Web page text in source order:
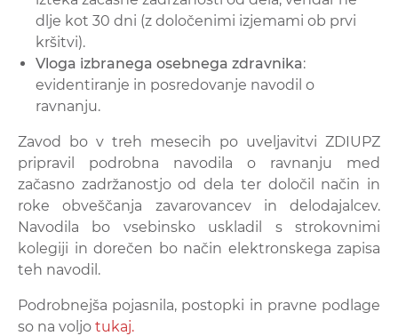
dlje kot 30 dni (z določenimi izjemami ob prvi
kršitvi).
Vloga izbranega osebnega zdravnika:
evidentiranje in posredovanje navodil o
ravnanju.
Zavod bo v treh mesecih po uveljavitvi ZDIUPZ
pripravil podrobna navodila o ravnanju med
začasno zadržanostjo od dela ter določil način in
roke obveščanja zavarovancev in delodajalcev.
Navodila bo vsebinsko uskladil s strokovnimi
kolegiji in dorečen bo način elektronskega zapisa
teh navodil.
Podrobnejša pojasnila, postopki in pravne podlage
so na voljo tukaj.